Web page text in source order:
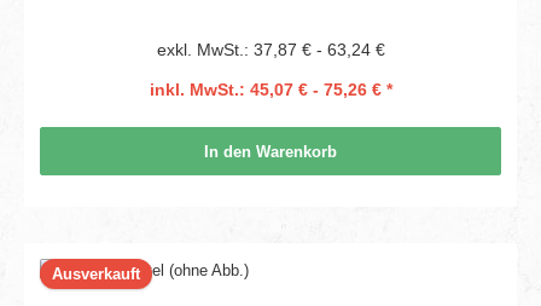
exkl. MwSt.: 37,87 € - 63,24 €
inkl. MwSt.: 45,07 € - 75,26 € *
In den Warenkorb
Ausverkauft